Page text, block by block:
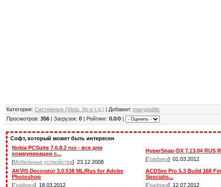
Категория: Системные (Vista, Xp и т.д.) | Добавил: maxypublic
Просмотров: 356 | Загрузок: 0 | Рейтинг: 0.0/0 |
Софт, который может быть интересен
Nokia PCSuite 7.0.8.2 rus - все для
коммуникации с...
[Мобильные устройства] 23.12.2008
HyperSnap-DX 7.13.04 RUS
[Графика] 01.03.2012
AKVIS Decorator 3.0.538 ML/Rus for Adobe
Photoshop
[Графика] 18.03.2012
ACDSee Pro 5.3 Build 168
Specialis...
[Графика] 12.07.2012